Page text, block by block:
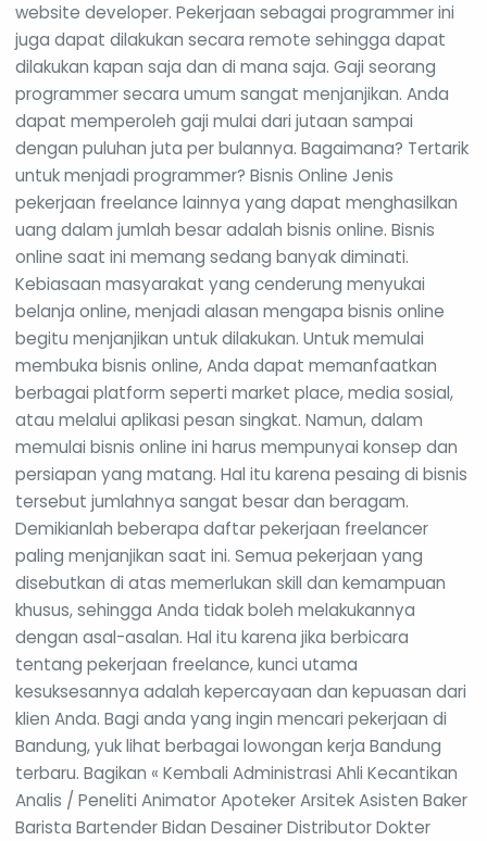
website developer. Pekerjaan sebagai programmer ini
juga dapat dilakukan secara remote sehingga dapat
dilakukan kapan saja dan di mana saja. Gaji seorang
programmer secara umum sangat menjanjikan. Anda
dapat memperoleh gaji mulai dari jutaan sampai
dengan puluhan juta per bulannya. Bagaimana? Tertarik
untuk menjadi programmer? Bisnis Online Jenis
pekerjaan freelance lainnya yang dapat menghasilkan
uang dalam jumlah besar adalah bisnis online. Bisnis
online saat ini memang sedang banyak diminati.
Kebiasaan masyarakat yang cenderung menyukai
belanja online, menjadi alasan mengapa bisnis online
begitu menjanjikan untuk dilakukan. Untuk memulai
membuka bisnis online, Anda dapat memanfaatkan
berbagai platform seperti market place, media sosial,
atau melalui aplikasi pesan singkat. Namun, dalam
memulai bisnis online ini harus mempunyai konsep dan
persiapan yang matang. Hal itu karena pesaing di bisnis
tersebut jumlahnya sangat besar dan beragam.
Demikianlah beberapa daftar pekerjaan freelancer
paling menjanjikan saat ini. Semua pekerjaan yang
disebutkan di atas memerlukan skill dan kemampuan
khusus, sehingga Anda tidak boleh melakukannya
dengan asal-asalan. Hal itu karena jika berbicara
tentang pekerjaan freelance, kunci utama
kesuksesannya adalah kepercayaan dan kepuasan dari
klien Anda. Bagi anda yang ingin mencari pekerjaan di
Bandung, yuk lihat berbagai lowongan kerja Bandung
terbaru. Bagikan « Kembali Administrasi Ahli Kecantikan
Analis / Peneliti Animator Apoteker Arsitek Asisten Baker
Barista Bartender Bidan Desainer Distributor Dokter